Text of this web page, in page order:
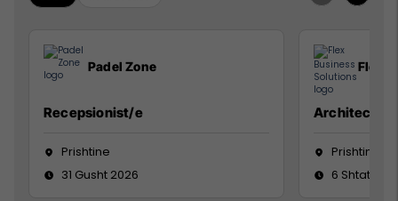
Padel Zone
Recepsionist/e
Prishtine
31 Gusht 2026
Flex
Architect
Prishtinë
6 Shtator